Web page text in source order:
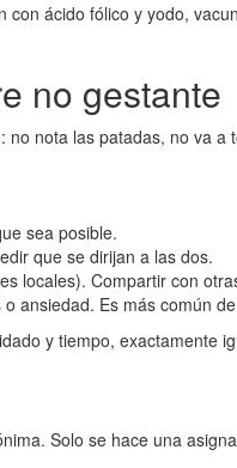
ácido fólico y yodo,
no gestante
nota las patadas, no
sea posible.
que se dirijan a las dos.
locales). Compartir con
ansiedad. Es más común
y tiempo, exactamente
Solo se hace una